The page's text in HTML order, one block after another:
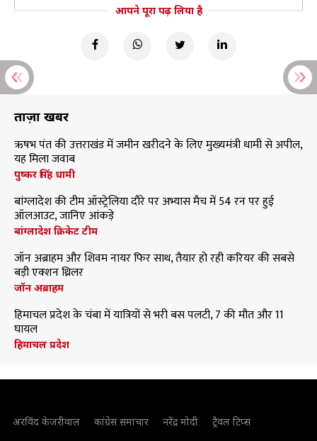
आपने पूरा पढ़ लिया है
ताज़ा खबरें
ऋषभ पंत की उत्तराखंड में जमीन खरीदने के लिए मुख्यमंत्री धामी से अपील,
यह मिला जवाब
पुष्कर सिंह धामी
बांग्लादेश की टीम ऑस्ट्रेलिया दौरे पर अभ्यास मैच में 54 रन पर हुई
ऑलआउट, जानिए आंकड़े
बांग्लादेश क्रिकेट टीम
जॉन अब्राहम और शिवम नायर फिर साथ, तैयार हो रही करियर की सबसे
बड़ी एक्शन थ्रिलर
जॉन अब्राहम
हिमाचल प्रदेश के चंबा में यात्रियों से भरी बस पलटी, 7 की मौत और 11
घायल
हिमाचल प्रदेश
अरविंद केजरीवाल कांग्रेस समाचार नरेंद्र मोदी ट्रैवल टिप्स